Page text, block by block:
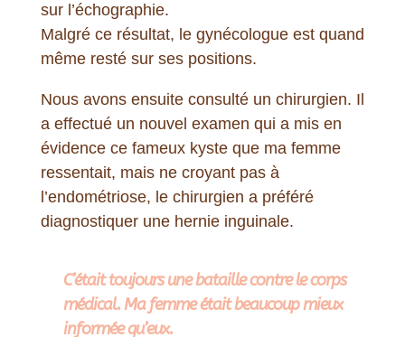
sur l’échographie.
Malgré ce résultat, le gynécologue est quand
même resté sur ses positions.
Nous avons ensuite consulté un chirurgien. Il
a effectué un nouvel examen qui a mis en
évidence ce fameux kyste que ma femme
ressentait, mais ne croyant pas à
l’endométriose, le chirurgien a préféré
diagnostiquer une hernie inguinale.
C’était toujours une bataille contre le corps
médical. Ma femme était beaucoup mieux
informée qu’eux.